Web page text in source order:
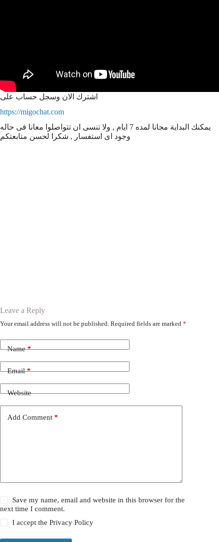
اشترك الان وسجل حساب على
https://migochat.com
يمكنك البداية مجانا لمده 7 ايام , ولا تنسى ان تتواصلوا معانا فى حاله
وجود اى استفسار , شكرا لحسن متابعتكم
Leave a Reply
Your email address will not be published. Required fields are marked *
Name*
Email*
Website
Add Comment *
Save my name, email and website in this browser for the
next time I comment.
I accept thePrivacy Policy